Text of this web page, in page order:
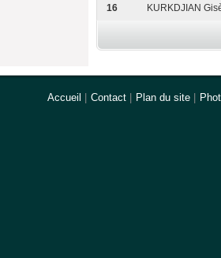
16 KURKDJIAN
Accueil Contact Plan du site